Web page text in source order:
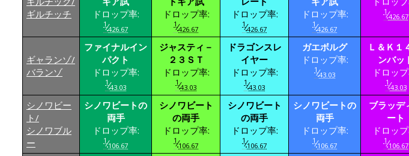
ギルチッチ
ドロップ率:
1⁄426.67
ドロップ率:
1⁄426.67
ドロップ率:
1⁄426.67
ドロップ率:
1⁄426.67
1⁄426.67
ギャランゾ/
バランゾ
ファイナルイン
パクト
ドロップ率:
1⁄43.03
ジャスティ－
２３ＳＴ
ドロップ率:
1⁄43.03
ドラゴンスレ
イヤー
ドロップ率:
1⁄43.03
ガエボルグ
ドロップ率:
1⁄43.03
Ｌ＆Ｋ１
ンバッ
ドロッ
1⁄43.03
シノワビー
ト/
シノワブル
ー
シノワビートの
両手
ドロップ率:
1⁄106.67
シノワビート
の両手
ドロップ率:
1⁄106.67
シノワビート
の両手
ドロップ率:
1⁄106.67
シノワビートの
両手
ドロップ率:
1⁄106.67
ブラッデ
ート
ドロッ
1⁄106.67